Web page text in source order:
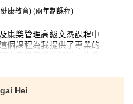
康教育) (兩年制課程)
康樂管理高級文憑課程中
個課程為我提供了專業的
育康樂範疇的知識，為我
化的課程和教材也深深吸
生可以增長更多體育領域
人力資源管理方面的知
Hei